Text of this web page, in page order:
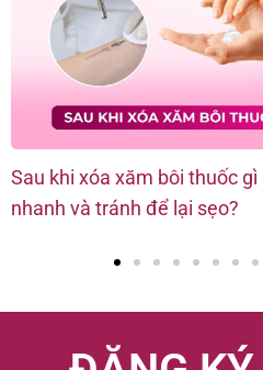
Sau khi xóa xăm bôi thuốc gì
nhanh và tránh để lại sẹo?